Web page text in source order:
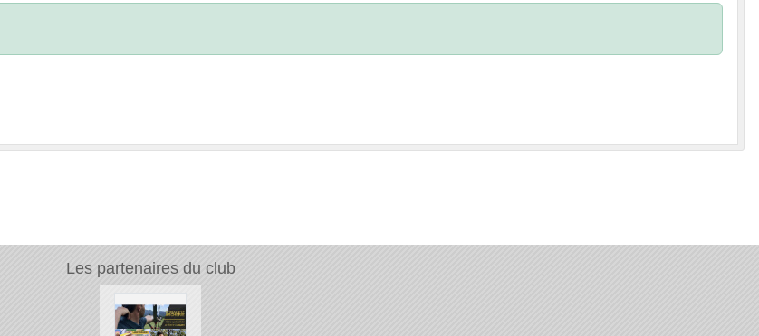
Les partenaires du club